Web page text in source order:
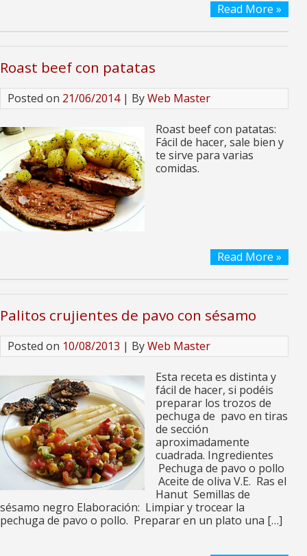
Read More »
Roast beef con patatas
Posted on 21/06/2014| ByWeb Master
Roast beef con patatas:
Fácil de hacer, sale bien y
te sirve para varias
comidas.
Read More »
Palitos crujientes de pavo con sésamo
Posted on 10/08/2013 | ByWeb Master
Esta receta es distinta y
fácil de hacer, si podéis
preparar los trozos de
pechuga de pavo en tiras
de sección
aproximadamente
cuadrada. Ingredientes
Pechuga de pavo o pollo
Aceite de oliva V.E. Ras el
Hanut Semillas de
sésamo negro Elaboración: Limpiar y trocear la
pechuga de pavo o pollo. Preparar en un plato una […]